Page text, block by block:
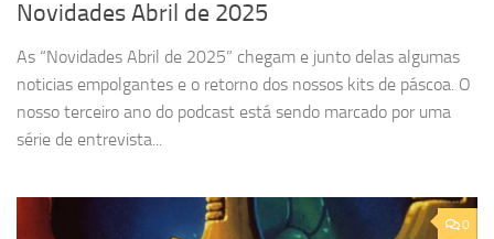
Novidades Abril de 2025
As “Novidades Abril de 2025” chegam e junto delas algumas
noticias empolgantes e o retorno dos nossos kits de páscoa. O
nosso terceiro ano do podcast está sendo marcado por uma
série de entrevista...
0